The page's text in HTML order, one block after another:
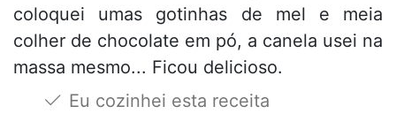
coloquei umas gotinhas de mel e meia
colher de chocolate em pó, a canela usei na
massa mesmo... Ficou delicioso.
Eu cozinhei esta receita